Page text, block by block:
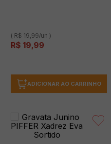
( R$ 19,99/un )
R$ 19,99
ADICIONAR AO CARRINHO